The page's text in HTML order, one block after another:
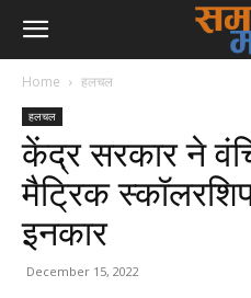
Home हलचल
हलचल
केंद्र सरकार ने
मैट्रिक
इनकार
December 15, 2022